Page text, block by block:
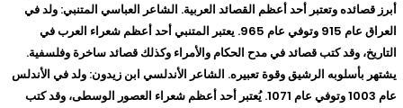
أبرز قصائده وتعتبر أحد أعظم القصائد العربية. الشاعر العباسي المتنبي: ولد في
العراق عام 915 وتوفي عام 965. يعتبر المتنبي أحد أعظم شعراء العرب في
التاريخ، وقد كتب قصائد في مدح الحكام والأمراء وكذلك قصائد ساخرة وفلسفية.
يشتهر بأسلوبه الرشيق وقوة تعبيره. الشاعر الأندلسي ابن زيدون: ولد في الأندلس
عام 1003 وتوفي عام 1071. يُعتبر أحد أعظم شعراء العصور الوسطى، وقد كتب